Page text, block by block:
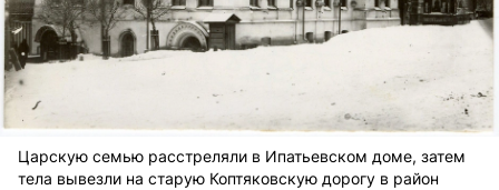
Царскую семью расстреляли в Ипатьевском доме, затем
тела вывезли на старую Коптяковскую дорогу в район